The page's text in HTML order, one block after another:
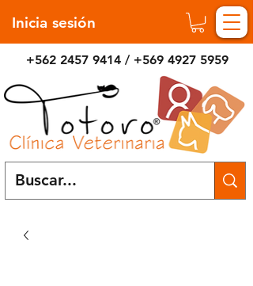
Inicia sesión
+562 2457 9414 / +569 4927 5959